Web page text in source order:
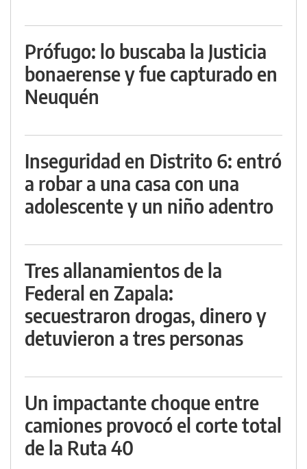
Prófugo: lo buscaba la Justicia
bonaerense y fue capturado en
Neuquén
Inseguridad en Distrito 6: entró
a robar a una casa con una
adolescente y un niño adentro
Tres allanamientos de la
Federal en Zapala:
secuestraron drogas, dinero y
detuvieron a tres personas
Un impactante choque entre
camiones provocó el corte total
de la Ruta 40